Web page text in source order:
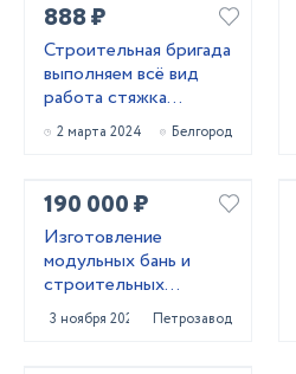
888 ₽
Строительная бригада
выполняем всё вид
работа стяжка
короед фасад
штукатурк
2 марта 2024 Белгород
190 000 ₽
Изготовление
модульных бань и
строительных
бытовое
3 ноября 2023 Петрозаводск